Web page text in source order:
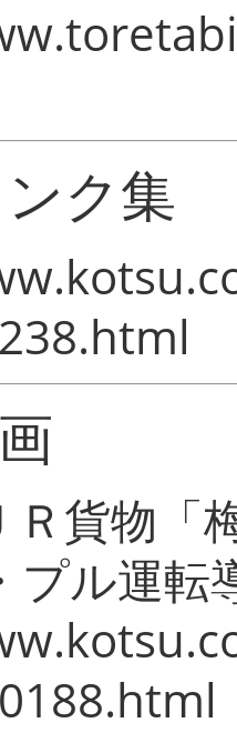
ク集
貨物「
プル運転